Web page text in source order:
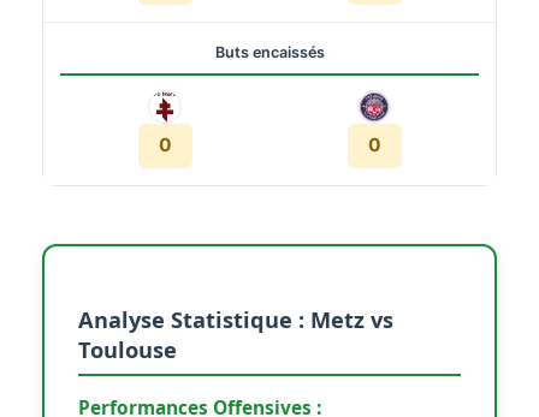
Buts encaissés
0 0
Analyse Statistique : Metz vs
Toulouse
Performances Offensives :